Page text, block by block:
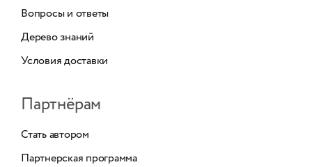
Вопросы и ответы
Дерево знаний
Условия доставки
Партнёрам
Стать автором
Партнерская программа